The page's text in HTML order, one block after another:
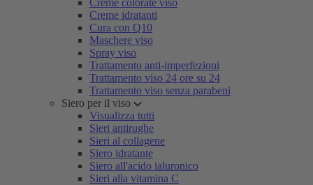
Creme colorate viso
Creme idratanti
Cura con Q10
Maschere viso
Spray viso
Trattamento anti-imperfezioni
Trattamento viso 24 ore su 24
Trattamento viso senza parabeni
Siero per il viso
Visualizza tutti
Sieri antirughe
Sieri al collagene
Siero idratante
Siero all'acido ialuronico
Sieri alla vitamina C